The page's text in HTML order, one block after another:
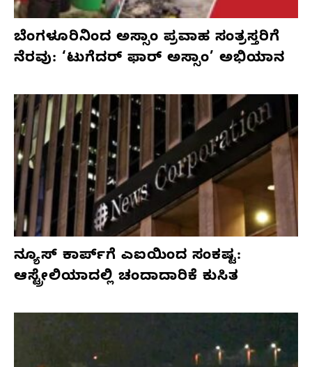
ಬೆಂಗಳೂರಿನಿಂದ ಅಸ್ಸಾಂ ಪ್ರವಾಹ ಸಂತ್ರಸ್ತರಿಗೆ
ನೆರವು: ‘ಟುಗೆದರ್ ಫಾರ್ ಅಸ್ಸಾಂ’ ಅಭಿಯಾನ
ನ್ಯೂಸ್ ಕಾರ್ಪ್‌ಗೆ ಎಐಯಿಂದ ಸಂಕಷ್ಟ:
ಆಸ್ಟ್ರೇಲಿಯಾದಲ್ಲಿ ಚಂದಾದಾರಿಕೆ ಕುಸಿತ